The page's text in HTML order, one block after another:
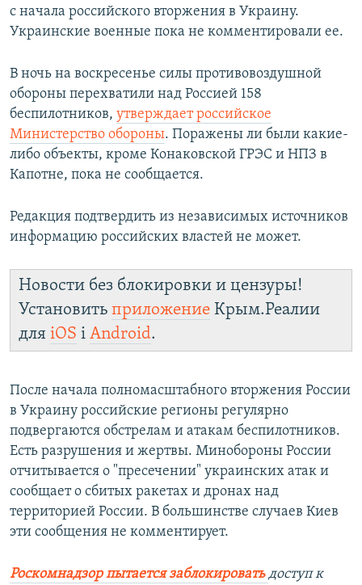
с начала российского вторжения в Украину.
Украинские военные пока не комментировали ее.
В ночь на воскресенье силы противовоздушной
обороны перехватили над Россией 158
беспилотников, утверждает российское
Министерство обороны. Поражены ли были какие-
либо объекты, кроме Конаковской ГРЭС и НПЗ в
Капотне, пока не сообщается.
Редакция подтвердить из независимых источников
информацию российских властей не может.
Новости без блокировки и цензуры!
Установить приложение Крым.Реалии
для iOS і Android.
После начала полномасштабного вторжения России
в Украину российские регионы регулярно
подвергаются обстрелам и атакам беспилотников.
Есть разрушения и жертвы. Минобороны России
отчитывается о "пресечении" украинских атак и
сообщает о сбитых ракетах и дронах над
территорией России. В большинстве случаев Киев
эти сообщения не комментирует.
Роскомнадзор пытается заблокировать доступ к